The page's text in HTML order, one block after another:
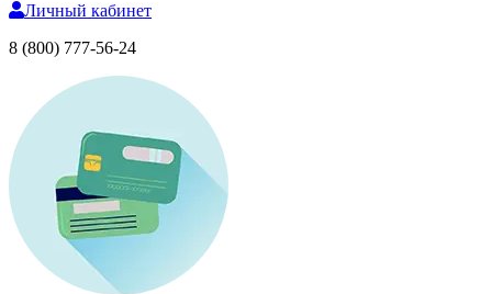
Личный кабинет
8 (800) 777-56-24